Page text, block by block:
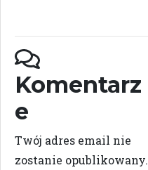
Komentarz
e
Twój adres email nie
zostanie opublikowany.